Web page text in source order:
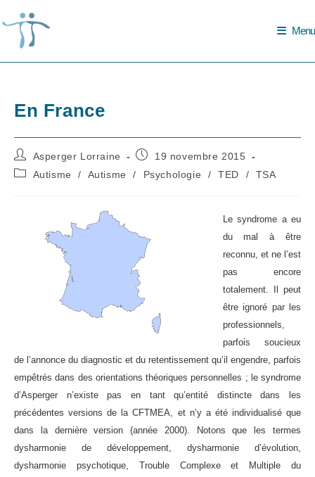
to
content
Menu
En France
Auteur/autrice
de
la
Asperger Lorraine
Publication
19 novembre 2015
PostAutisme / Autisme / Psychologie / TED / TSA
Le syndrome a eu
du mal à être
reconnu, et ne l’est
pas encore
totalement. Il peut
être ignoré par les
professionnels,
parfois soucieux
de l’annonce du diagnostic et du retentissement qu’il engendre, parfois
empêtrés dans des orientations théoriques personnelles ; le syndrome
d’Asperger n’existe pas en tant qu’entité distincte dans les
précédentes versions de la CFTMEA, et n’y a été individualisé que
dans la dernière version (année 2000). Notons que les termes
dysharmonie de développement, dysharmonie d’évolution,
dysharmonie psychotique, Trouble Complexe et Multiple du